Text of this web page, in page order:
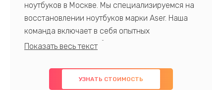
ноутбуков в Москве. Мы специализируемся на
восстановлении ноутбуков марки Aser. Наша
команда включает в себя опытных
профессионалов с обширными знаниями и
предлагаем быстрый и качественный ремонт с
использованием оригинальных компонентов, а
УЗНАТЬ СТОИМОСТЬ